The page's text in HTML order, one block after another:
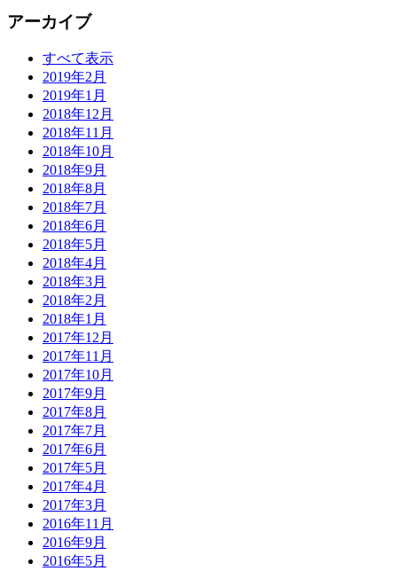
アーカイブ
すべて表示
2019年2月
2019年1月
2018年12月
2018年11月
2018年10月
2018年9月
2018年8月
2018年7月
2018年6月
2018年5月
2018年4月
2018年3月
2018年2月
2018年1月
2017年12月
2017年11月
2017年10月
2017年9月
2017年8月
2017年7月
2017年6月
2017年5月
2017年4月
2017年3月
2016年11月
2016年9月
2016年5月